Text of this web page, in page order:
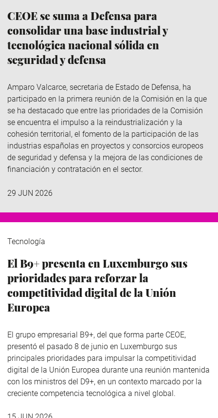
CEOE se suma a Defensa para
consolidar una base industrial y
tecnológica nacional sólida en
seguridad y defensa
Amparo Valcarce, secretaria de Estado de Defensa, ha
participado en la primera reunión de la Comisión en la que
se ha destacado que entre las prioridades de la Comisión
se encuentra el impulso a la reindustrialización y la
cohesión territorial, el fomento de la participación de las
industrias españolas en proyectos y consorcios europeos
de seguridad y defensa y la mejora de las condiciones de
financiación y contratación en el sector.
29 JUN 2026
Tecnología
El B9+ presenta en Luxemburgo sus
prioridades para reforzar la
competitividad digital de la Unión
Europea
El grupo empresarial B9+, del que forma parte CEOE,
presentó el pasado 8 de junio en Luxemburgo sus
principales prioridades para impulsar la competitividad
digital de la Unión Europea durante una reunión mantenida
con los ministros del D9+, en un contexto marcado por la
creciente competencia tecnológica a nivel global.